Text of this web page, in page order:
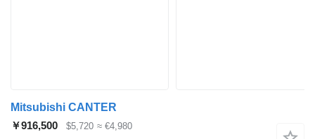
Mitsubishi CANTER
￥916,500
$5,720 ≈ €4,980